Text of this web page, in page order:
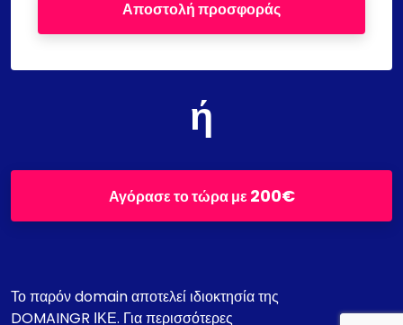
Αποστολή προσφοράς
ή
Αγόρασε το τώρα με200€
Το παρόν domain αποτελεί ιδιοκτησία της
DOMAINGR ΙΚΕ. Για περισσότερες